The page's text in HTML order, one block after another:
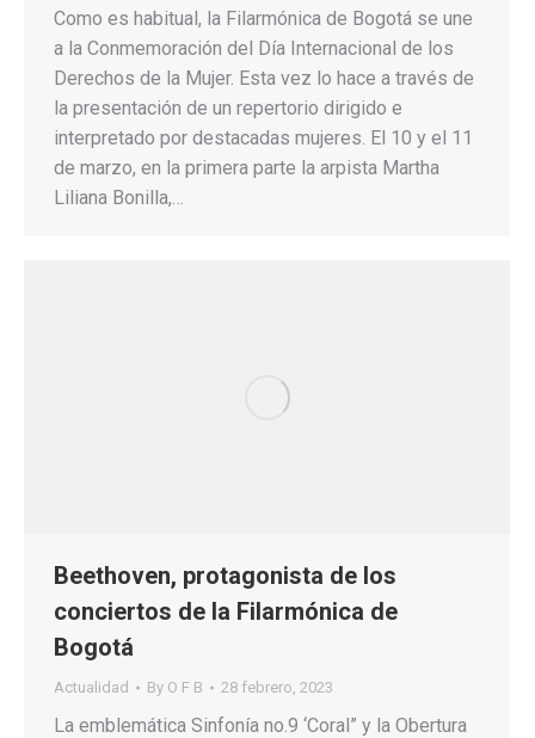
Como es habitual, la Filarmónica de Bogotá se une
a la Conmemoración del Día Internacional de los
Derechos de la Mujer. Esta vez lo hace a través de
la presentación de un repertorio dirigido e
interpretado por destacadas mujeres. El 10 y el 11
de marzo, en la primera parte la arpista Martha
Liliana Bonilla,…
Beethoven, protagonista de los
conciertos de la Filarmónica de
Bogotá
Actualidad By O F B 28 febrero, 2023
La emblemática Sinfonía no.9 ‘Coral” y la Obertura